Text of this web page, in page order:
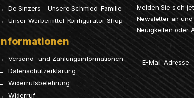
De Sinzers - Unsere Schmied-Familie
Unser Werbemittel-Konfigurator-Shop
Versand- und Zahlungsinformationen
Datenschutzerklärung
Widerrufsbelehrung
Widerruf
Melden Sie sich
Newsletter an
Neuigkeiten oder
Email